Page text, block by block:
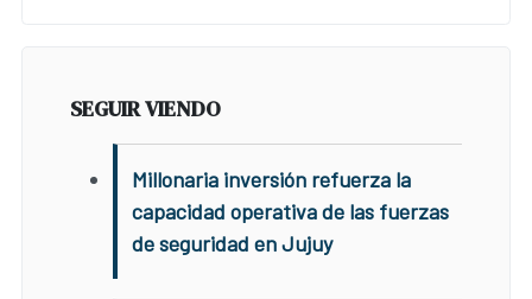
SEGUIR VIENDO
Millonaria inversión refuerza la
capacidad operativa de las fuerzas
de seguridad en Jujuy